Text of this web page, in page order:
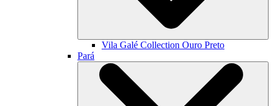
Vila Galé Collection Ouro Preto
Pará